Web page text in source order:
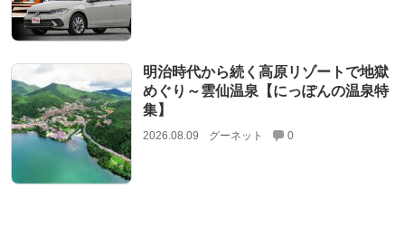
明治時代から続く高原リゾートで地獄
めぐり～雲仙温泉【にっぽんの温泉特
集】
2026.08.09 グーネット 0